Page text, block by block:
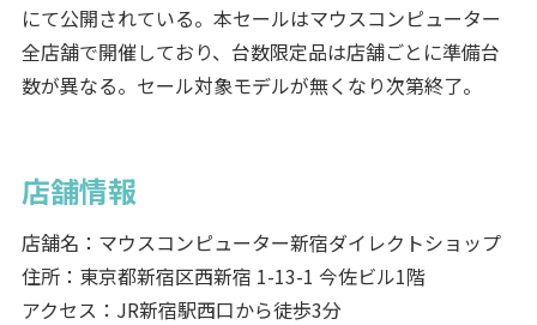
にて公開されている。本セールはマウスコンピューター
全店舗で開催しており、台数限定品は店舗ごとに準備台
数が異なる。セール対象モデルが無くなり次第終了。
店舗情報
店舗名：マウスコンピューター新宿ダイレクトショップ
住所：東京都新宿区西新宿 1-13-1 今佐ビル1階
アクセス：JR新宿駅西口から徒歩3分